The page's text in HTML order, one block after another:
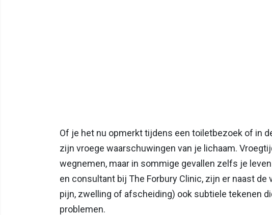
Of je het nu opmerkt tijdens een toiletbezoek of in
zijn vroege waarschuwingen van je lichaam.
wegnemen, maar in sommige gevallen zelfs je
en consultant bij The Forbury Clinic, zijn er naast
pijn, zwelling of afscheiding) ook subtiele tekenen
problemen.